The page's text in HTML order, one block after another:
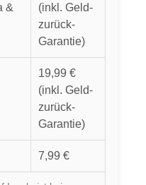
&
(inkl. Geld-
zurück-
Garantie)
19,99 €
(inkl. Geld-
zurück-
Garantie)
7,99 €